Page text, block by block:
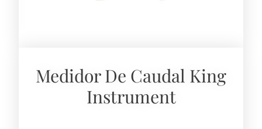
Medidor De Caudal King
Instrument